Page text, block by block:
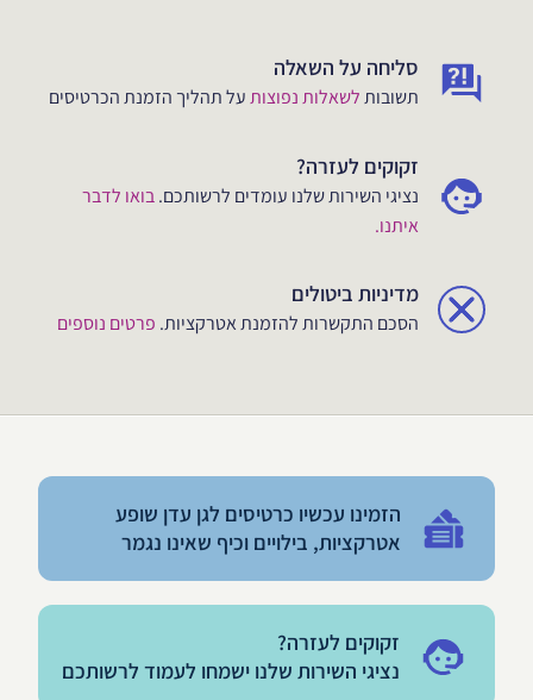
סליחה על השאלה
תשובותלשאלות נפוצותעל תהליך הזמנת הכרטיסים
זקוקים לעזרה?
נציגי השירות שלנו עומדים לרשותכם.בואו לדבר
איתנו.
מדיניות ביטולים
הסכם התקשרות להזמנת אטרקציות. פרטים נוספים
הזמינו עכשיו כרטיסים לגן עדן שופע
אטרקציות, בילויים וכיף שאינו נגמר
זקוקים לעזרה?
נציגי השירות שלנו ישמחו לעמוד לרשותכם